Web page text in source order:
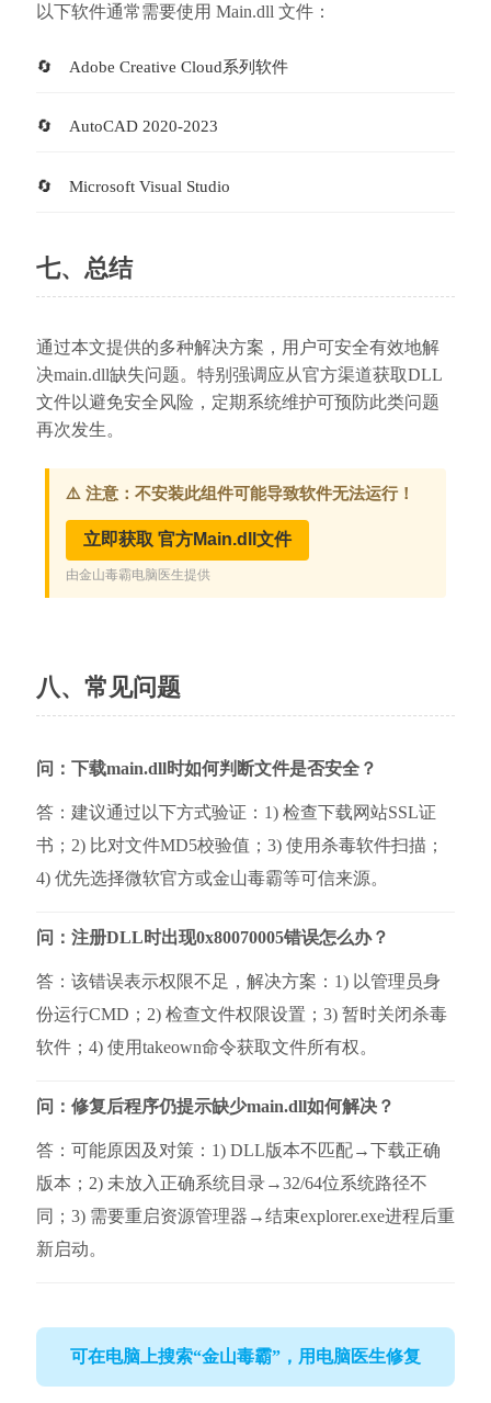
以下软件通常需要使用 Main.dll 文件：
Adobe Creative Cloud系列软件
AutoCAD 2020-2023
Microsoft Visual Studio
七、总结
通过本文提供的多种解决方案，用户可安全有效地解
决main.dll缺失问题。特别强调应从官方渠道获取DLL
文件以避免安全风险，定期系统维护可预防此类问题
再次发生。
八、常见问题
问：下载main.dll时如何判断文件是否安全？
答：建议通过以下方式验证：1) 检查下载网站SSL证
书；2) 比对文件MD5校验值；3) 使用杀毒软件扫描；
4) 优先选择微软官方或金山毒霸等可信来源。
问：注册DLL时出现0x80070005错误怎么办？
答：该错误表示权限不足，解决方案：1) 以管理员身
份运行CMD；2) 检查文件权限设置；3) 暂时关闭杀毒
软件；4) 使用takeown命令获取文件所有权。
问：修复后程序仍提示缺少main.dll如何解决？
答：可能原因及对策：1) DLL版本不匹配→下载正确
版本；2) 未放入正确系统目录→32/64位系统路径不
同；3) 需要重启资源管理器→结束explorer.exe进程后重
新启动。
可在电脑上搜索“金山毒霸”，用电脑医生修复